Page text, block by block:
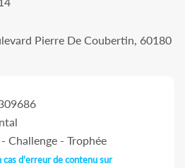
Pierre De Coubertin, 60180
Challenge - Trophée
cas d'erreur de contenu sur